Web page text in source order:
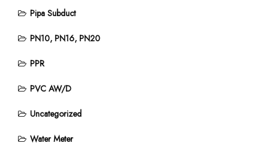
Pipa Subduct
PN10, PN16, PN20
PPR
PVC AW/D
Uncategorized
Water Meter